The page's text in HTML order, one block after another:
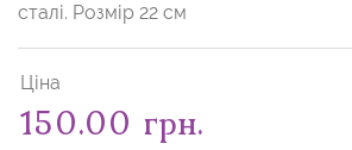
сталі. Розмір 22 см
Ціна
150.00 грн.